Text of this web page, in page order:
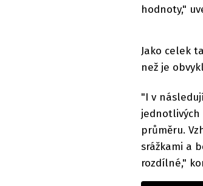
hodnoty,"
Jako celek
než je
"I v
průměru.
srážkami a
rozdílné,"